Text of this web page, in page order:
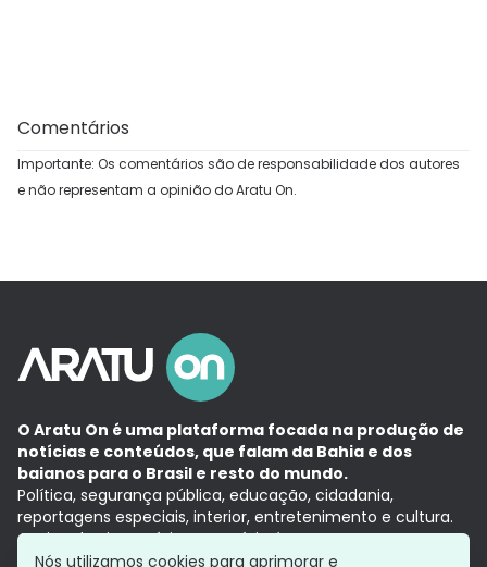
Comentários
Importante: Os comentários são de responsabilidade dos autores
e não representam a opinião do Aratu On.
O Aratu On é uma plataforma focada na produção de
notícias e conteúdos, que falam da Bahia e dos
baianos para o Brasil e resto do mundo.
Política, segurança pública, educação, cidadania,
reportagens especiais, interior, entretenimento e cultura.
Aqui, tudo vira notícia e a notícia é no tempo presente,
com a credibilidade do Grupo Aratu.
Nós utilizamos cookies para aprimorar e